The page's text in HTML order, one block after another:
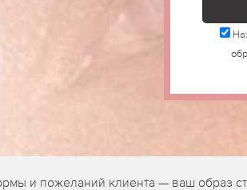
и пожеланий клиента — ваш образ